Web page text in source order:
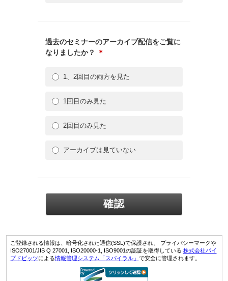
過去のセミナーのアーカイブ配信をご覧に
なりましたか？
＊
1、2回目の両方を見た
1回目のみ見た
2回目のみ見た
アーカイブは見ていない
ご登録される情報は、暗号化された通信(SSL)で保護され、 プライバシーマークや
ISO27001/JIS Q 27001, ISO20000-1, ISO9001の認証を取得している 株式会社パイ
プドビッツによる情報管理システム「スパイラル」 で安全に管理されます。